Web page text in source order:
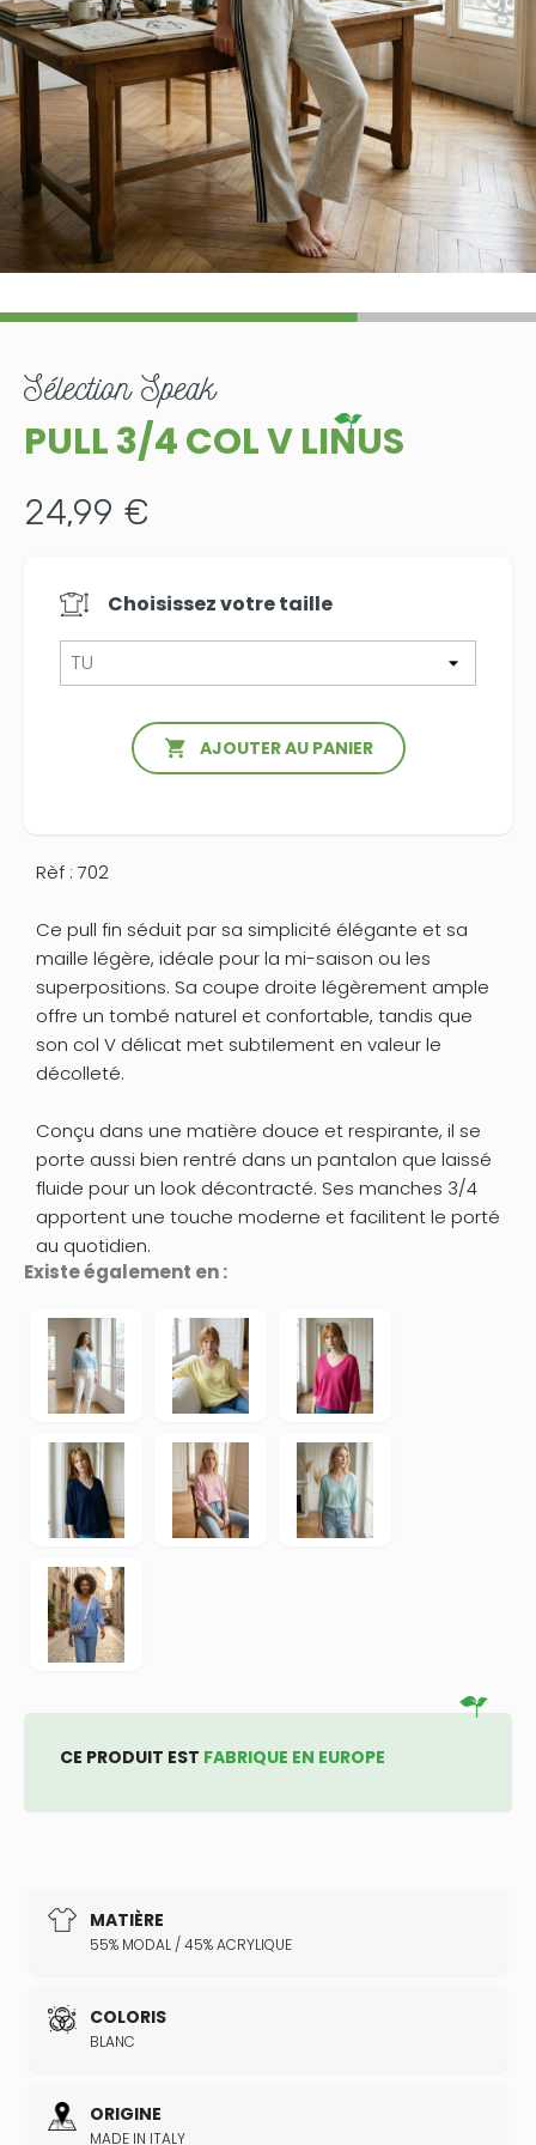
sélectionSpeak
PULL 3/4 COL V LINUS
24,99 €
Choisissez votretaille
 AJOUTER AU PANIER
MATIÈRE
55% MODAL / 45% ACRYLIQUE
COLORIS
BLANC
ORIGINE
MADE IN ITALY
CE PRODUIT EST FABRIQUE EN EUROPE
Existe également en :
Rèf : 702
Ce pull fin séduit par sa simplicité élégante et sa
maille légère, idéale pour la mi-saison ou les
superpositions. Sa coupe droite légèrement ample
offre un tombé naturel et confortable, tandis que
son col V délicat met subtilement en valeur le
décolleté.
Conçu dans une matière douce et respirante, il se
porte aussi bien rentré dans un pantalon que laissé
fluide pour un look décontracté. Ses manches 3/4
apportent une touche moderne et facilitent le porté
au quotidien.